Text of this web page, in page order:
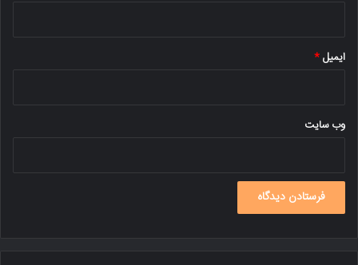
ایمیل*
وب‌ سایت